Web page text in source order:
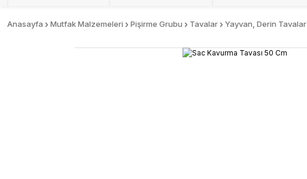
Anasayfa Mutfak Malzemeleri Pişirme Grubu Tavalar Yayvan, Derin Tavalar